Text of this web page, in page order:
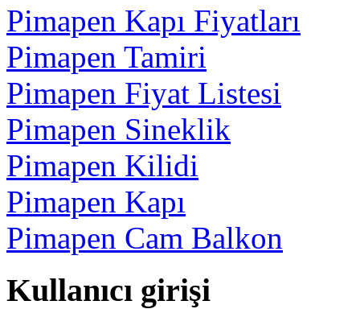
Pimapen Kapı Fiyatları
Pimapen Tamiri
Pimapen Fiyat Listesi
Pimapen Sineklik
Pimapen Kilidi
Pimapen Kapı
Pimapen Cam Balkon
Kullanıcı girişi